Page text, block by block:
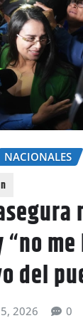
NACIONALES
del
2026 0